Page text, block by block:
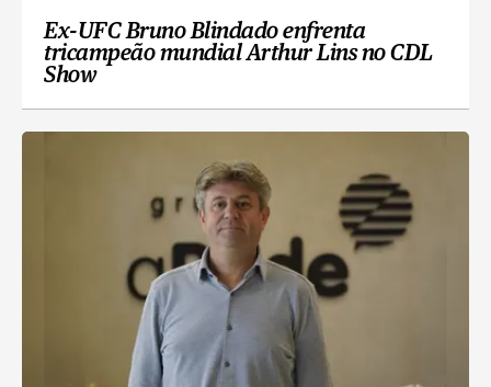
Ex-UFC Bruno Blindado enfrenta
tricampeão mundial Arthur Lins no CDL
Show